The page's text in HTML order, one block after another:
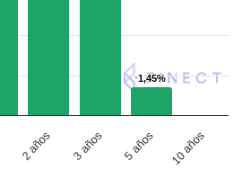
1,45%
1,45%
2 años 3 años 5 años 10 años